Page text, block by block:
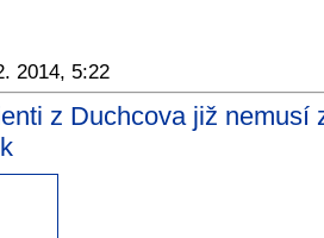
2014, 5:22
z Duchcova již nemusí